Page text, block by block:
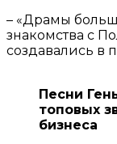
– «Драмы
знакомства с
создавались в
Песни
топовых
бизнеса